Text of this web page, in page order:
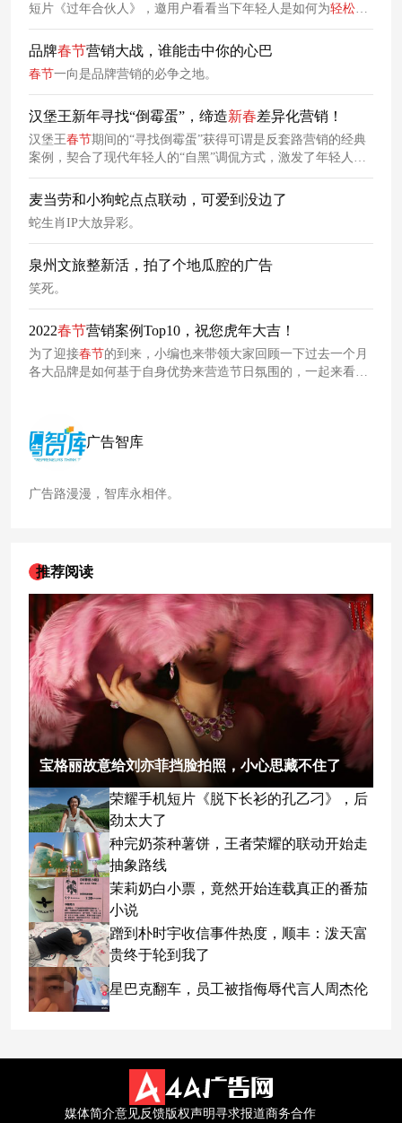
短片《过年合伙人》，邀用户看看当下年轻人是如何为轻松
年激发种种可能。
品牌春节营销大战，谁能击中你的心巴
春节一向是品牌营销的必争之地。
汉堡王新年寻找“倒霉蛋”，缔造新春差异化营销！
汉堡王春节期间的“寻找倒霉蛋”获得可谓是反套路营销的经典
案例，契合了现代年轻人的“自黑”调侃方式，激发了年轻人的
好奇、探秘心理。在消费者心中留下了深刻印象。
麦当劳和小狗蛇点点联动，可爱到没边了
蛇生肖IP大放异彩。
泉州文旅整新活，拍了个地瓜腔的广告
笑死。
2022春节营销案例Top10，祝您虎年大吉！
为了迎接春节的到来，小编也来带领大家回顾一下过去一个月
各大品牌是如何基于自身优势来营造节日氛围的，一起来看看
广告智库
广告路漫漫，智库永相伴。
推荐阅读
宝格丽故意给刘亦菲挡脸拍照，小心思藏不住了
荣耀手机短片《脱下长衫的孔乙刁》，后
劲太大了
种完奶茶种薯饼，王者荣耀的联动开始走
抽象路线
茉莉奶白小票，竟然开始连载真正的番茄
小说
蹭到朴时宇收信事件热度，顺丰：泼天富
贵终于轮到我了
星巴克翻车，员工被指侮辱代言人周杰伦
媒体简介意见反馈版权声明寻求报道商务合作